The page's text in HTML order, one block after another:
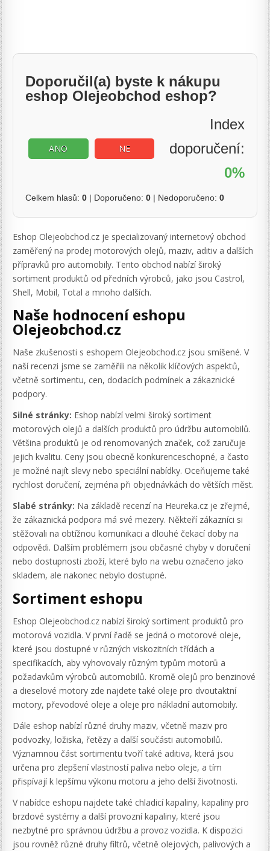
Doporučil(a) byste k nákupu
eshop Olejeobchod eshop?
ANO NE
Index
doporučení:
0%
Celkem hlasů:0 | Doporučeno:0 | Nedoporučeno:0
Eshop Olejeobchod.cz je specializovaný internetový obchod
zaměřený na prodej motorových olejů, maziv, aditiv a dalších
přípravků pro automobily. Tento obchod nabízí široký
sortiment produktů od předních výrobců, jako jsou Castrol,
Shell, Mobil, Total a mnoho dalších.
Naše hodnocení eshopu
Olejeobchod.cz
Naše zkušenosti s eshopem Olejeobchod.cz jsou smíšené. V
naší recenzi jsme se zaměřili na několik klíčových aspektů,
včetně sortimentu, cen, dodacích podmínek a zákaznické
podpory.
Silné stránky: Eshop nabízí velmi široký sortiment
motorových olejů a dalších produktů pro údržbu automobilů.
Většina produktů je od renomovaných značek, což zaručuje
jejich kvalitu. Ceny jsou obecně konkurenceschopné, a často
je možné najít slevy nebo speciální nabídky. Oceňujeme také
rychlost doručení, zejména při objednávkách do větších měst.
Slabé stránky: Na základě recenzí na Heureka.cz je zřejmé,
že zákaznická podpora má své mezery. Někteří zákazníci si
stěžovali na obtížnou komunikaci a dlouhé čekací doby na
odpovědi. Dalším problémem jsou občasné chyby v doručení
nebo dostupnosti zboží, které bylo na webu označeno jako
skladem, ale nakonec nebylo dostupné.
Sortiment eshopu
Eshop Olejeobchod.cz nabízí široký sortiment produktů pro
motorová vozidla. V první řadě se jedná o motorové oleje,
které jsou dostupné v různých viskozitních třídách a
specifikacích, aby vyhovovaly různým typům motorů a
požadavkům výrobců automobilů. Kromě olejů pro benzinové
a dieselové motory zde najdete také oleje pro dvoutaktní
motory, převodové oleje a oleje pro nákladní automobily.
Dále eshop nabízí různé druhy maziv, včetně maziv pro
podvozky, ložiska, řetězy a další součásti automobilů.
Významnou část sortimentu tvoří také aditiva, která jsou
určena pro zlepšení vlastností paliva nebo oleje, a tím
přispívají k lepšímu výkonu motoru a jeho delší životnosti.
V nabídce eshopu najdete také chladicí kapaliny, kapaliny pro
brzdové systémy a další provozní kapaliny, které jsou
nezbytné pro správnou údržbu a provoz vozidla. K dispozici
jsou rovněž různé druhy filtrů, včetně olejových, palivových a